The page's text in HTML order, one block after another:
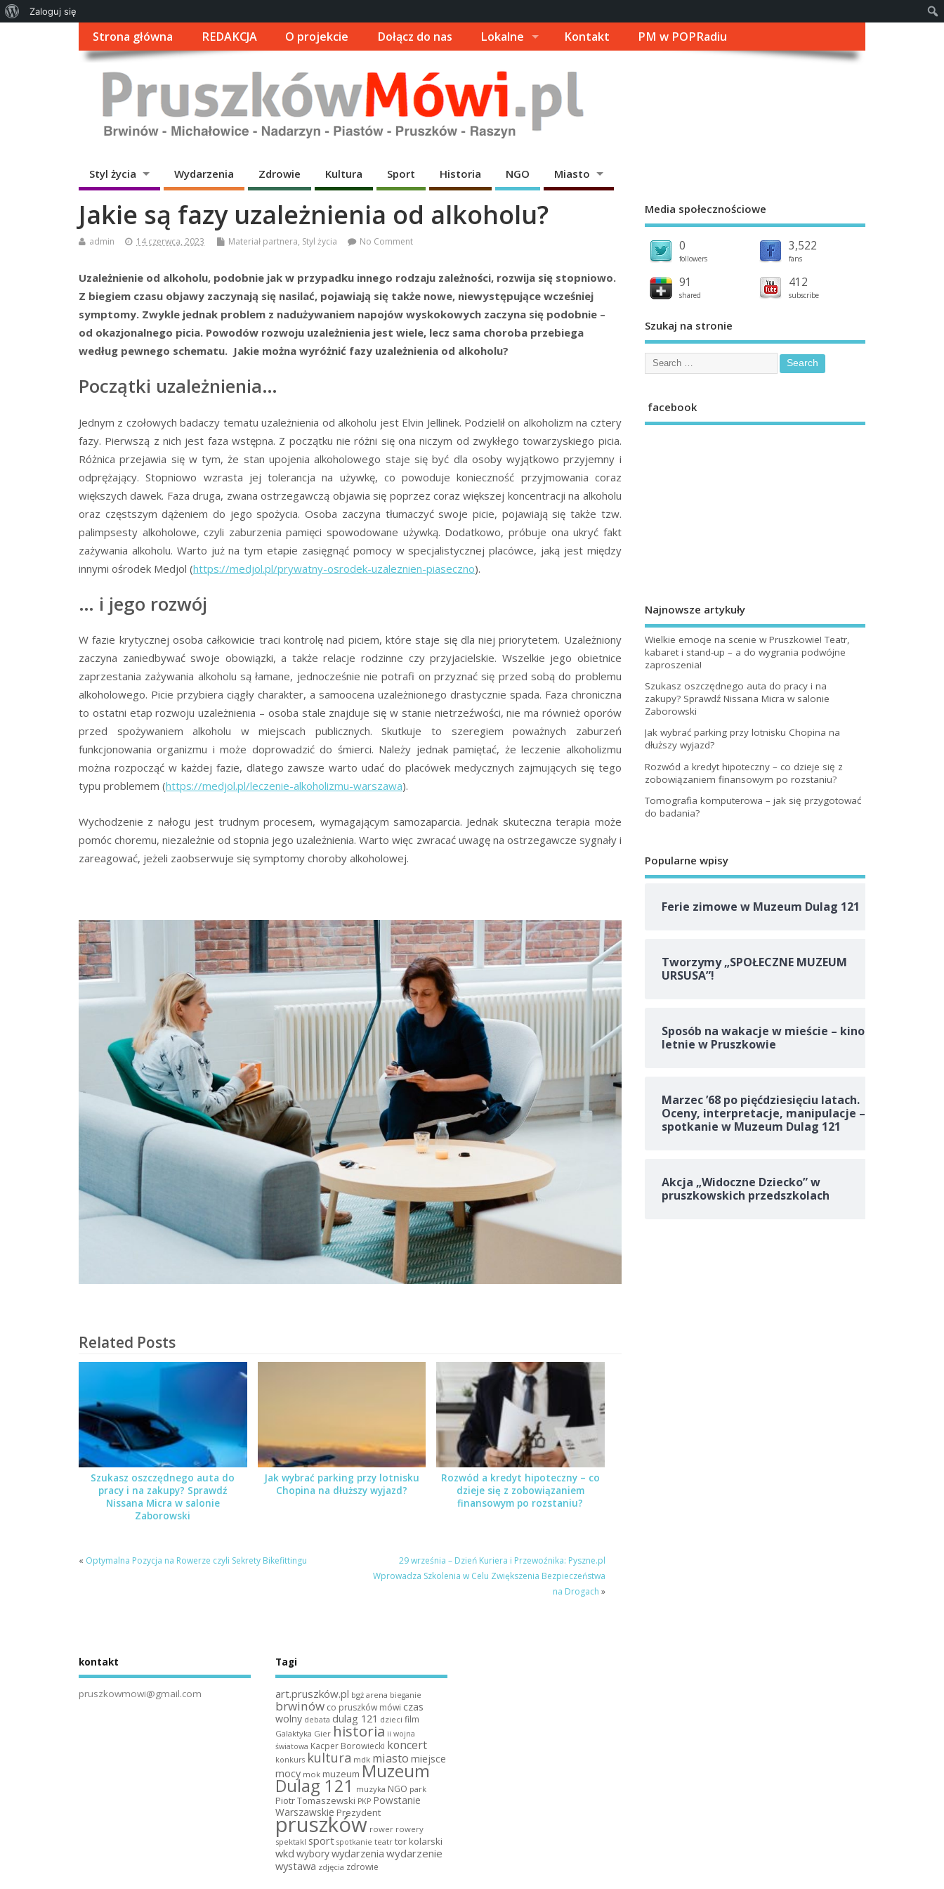
Strona główna REDAKCJA O projekcie Dołącz do nas Lokalne Kontakt PM w POPRadiu
Styl życia Wydarzenia Zdrowie Kultura Sport Historia NGO Miasto
Jakie są fazy uzależnienia od alkoholu?
admin 14 czerwca, 2023 Materiał partnera, Styl życia No Comment
Uzależnienie od alkoholu, podobnie jak w przypadku innego rodzaju zależności, rozwija się stopniowo.
Z biegiem czasu objawy zaczynają się nasilać, pojawiają się także nowe, niewystępujące wcześniej
symptomy. Zwykle jednak problem z nadużywaniem napojów wyskokowych zaczyna się podobnie –
od okazjonalnego picia. Powodów rozwoju uzależnienia jest wiele, lecz sama choroba przebiega
według pewnego schematu. Jakie można wyróżnić fazy uzależnienia od alkoholu?
Początki uzależnienia…
Jednym z czołowych badaczy tematu uzależnienia od alkoholu jest Elvin Jellinek. Podzielił on alkoholizm na cztery
fazy. Pierwszą z nich jest faza wstępna. Z początku nie różni się ona niczym od zwykłego towarzyskiego picia.
Różnica przejawia się w tym, że stan upojenia alkoholowego staje się być dla osoby wyjątkowo przyjemny i
odprężający. Stopniowo wzrasta jej tolerancja na używkę, co powoduje konieczność przyjmowania coraz
większych dawek. Faza druga, zwana ostrzegawczą objawia się poprzez coraz większej koncentracji na alkoholu
oraz częstszym dążeniem do jego spożycia. Osoba zaczyna tłumaczyć swoje picie, pojawiają się także tzw.
palimpsesty alkoholowe, czyli zaburzenia pamięci spowodowane używką. Dodatkowo, próbuje ona ukryć fakt
zażywania alkoholu. Warto już na tym etapie zasięgnąć pomocy w specjalistycznej placówce, jaką jest między
innymi ośrodek Medjol (https://medjol.pl/prywatny-osrodek-uzaleznien-piaseczno).
… i jego rozwój
W fazie krytycznej osoba całkowicie traci kontrolę nad piciem, które staje się dla niej priorytetem. Uzależniony
zaczyna zaniedbywać swoje obowiązki, a także relacje rodzinne czy przyjacielskie. Wszelkie jego obietnice
zaprzestania zażywania alkoholu są łamane, jednocześnie nie potrafi on przyznać się przed sobą do problemu
alkoholowego. Picie przybiera ciągły charakter, a samoocena uzależnionego drastycznie spada. Faza chroniczna
to ostatni etap rozwoju uzależnienia – osoba stale znajduje się w stanie nietrzeźwości, nie ma również oporów
przed spożywaniem alkoholu w miejscach publicznych. Skutkuje to szeregiem poważnych zaburzeń
funkcjonowania organizmu i może doprowadzić do śmierci. Należy jednak pamiętać, że leczenie alkoholizmu
można rozpocząć w każdej fazie, dlatego zawsze warto udać do placówek medycznych zajmujących się tego
typu problemem (https://medjol.pl/leczenie-alkoholizmu-warszawa).
Wychodzenie z nałogu jest trudnym procesem, wymagającym samozaparcia. Jednak skuteczna terapia może
pomóc choremu, niezależnie od stopnia jego uzależnienia. Warto więc zwracać uwagę na ostrzegawcze sygnały i
zareagować, jeżeli zaobserwuje się symptomy choroby alkoholowej.
Related Posts
Szukasz oszczędnego auta do
pracy i na zakupy? Sprawdź
Nissana Micra w salonie
Zaborowski
Jak wybrać parking przy lotnisku
Chopina na dłuższy wyjazd?
Rozwód a kredyt hipoteczny – co
dzieje się z zobowiązaniem
finansowym po rozstaniu?
« Optymalna Pozycja na Rowerze czyli Sekrety Bikefittingu
29 września – Dzień Kuriera i Przewoźnika: Pyszne.pl
Wprowadza Szkolenia w Celu Zwiększenia Bezpieczeństwa
na Drogach »
Media społecznościowe
0
followers
3,522
fans
91
shared
412
subscribe
Szukaj na stronie
facebook
Najnowsze artykuły
Wielkie emocje na scenie w Pruszkowie! Teatr,
kabaret i stand-up – a do wygrania podwójne
zaproszenia!
Szukasz oszczędnego auta do pracy i na
zakupy? Sprawdź Nissana Micra w salonie
Zaborowski
Jak wybrać parking przy lotnisku Chopina na
dłuższy wyjazd?
Rozwód a kredyt hipoteczny – co dzieje się z
zobowiązaniem finansowym po rozstaniu?
Tomografia komputerowa – jak się przygotować
do badania?
Popularne wpisy
Ferie zimowe w Muzeum Dulag 121
Tworzymy „SPOŁECZNE MUZEUM
URSUSA”!
Sposób na wakacje w mieście – kino
letnie w Pruszkowie
Marzec ’68 po pięćdziesięciu latach.
Oceny, interpretacje, manipulacje –
spotkanie w Muzeum Dulag 121
Akcja „Widoczne Dziecko” w
pruszkowskich przedszkolach
kontakt
pruszkowmowi@gmail.com
Tagi
art.pruszków.pl bgż arena bieganie
brwinów co pruszków mówi czas
wolny debata dulag 121 dzieci film
Galaktyka Gier historia ii wojna
światowa Kacper Borowiecki koncert
konkurs kultura mdk miasto miejsce
mocy mok muzeum Muzeum
Dulag 121 muzyka NGO park
Piotr Tomaszewski PKP Powstanie
Warszawskie Prezydent
pruszków rower rowery
spektakl sport spotkanie teatr tor kolarski
wkd wyborywydarzenia wydarzenie
wystawa zdjęcia zdrowie
Zaloguj się